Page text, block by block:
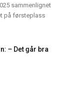
sammenlignet
på førsteplass
– Det går bra